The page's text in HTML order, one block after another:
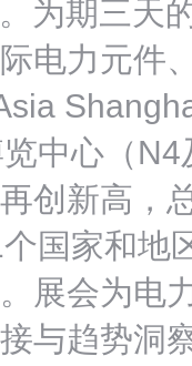
为期三天
电力元件
中心（
创新高，
国家和地
展会为电
与趋势洞